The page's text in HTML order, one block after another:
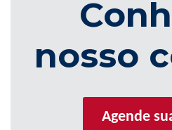
nosso
Agende